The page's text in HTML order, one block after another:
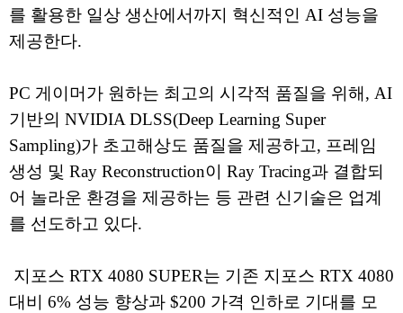
를 활용한 일상 생산에서까지 혁신적인 AI 성능을
제공한다.
PC 게이머가 원하는 최고의 시각적 품질을 위해, AI
기반의 NVIDIA DLSS(Deep Learning Super
Sampling)가 초고해상도 품질을 제공하고, 프레임
생성 및 Ray Reconstruction이 Ray Tracing과 결합되
어 놀라운 환경을 제공하는 등 관련 신기술은 업계
를 선도하고 있다.
지포스 RTX 4080 SUPER는 기존 지포스 RTX 4080
대비 6% 성능 향상과 $200 가격 인하로 기대를 모